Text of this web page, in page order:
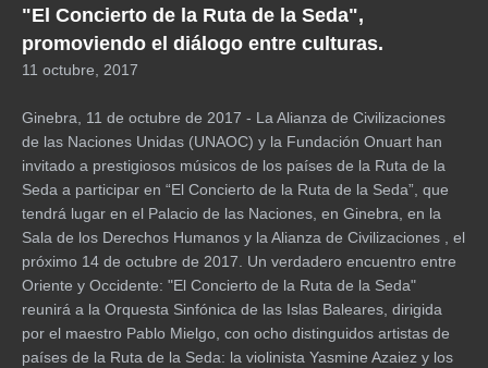
"El Concierto de la Ruta de la Seda",
promoviendo el diálogo entre culturas.
11 octubre, 2017
Ginebra, 11 de octubre de 2017 - La Alianza de Civilizaciones
de las Naciones Unidas (UNAOC) y la Fundación Onuart han
invitado a prestigiosos músicos de los países de la Ruta de la
Seda a participar en “El Concierto de la Ruta de la Seda”, que
tendrá lugar en el Palacio de las Naciones, en Ginebra, en la
Sala de los Derechos Humanos y la Alianza de Civilizaciones , el
próximo 14 de octubre de 2017. Un verdadero encuentro entre
Oriente y Occidente: "El Concierto de la Ruta de la Seda"
reunirá a la Orquesta Sinfónica de las Islas Baleares, dirigida
por el maestro Pablo Mielgo, con ocho distinguidos artistas de
países de la Ruta de la Seda: la violinista Yasmine Azaiez y los